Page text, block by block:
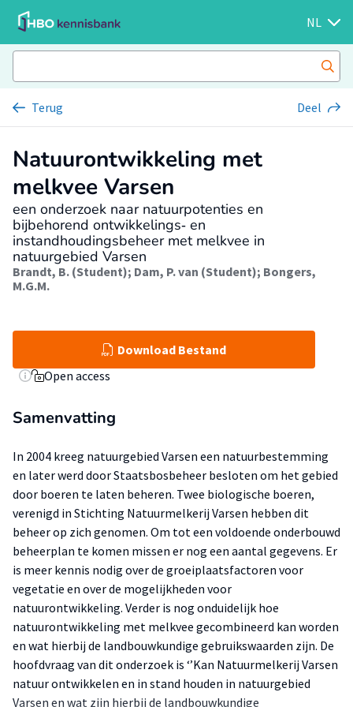
NL
Terug Deel
Natuurontwikkeling met
melkvee Varsen
een onderzoek naar natuurpotenties en
bijbehorend ontwikkelings‐ en
instandhoudingsbeheer met melkvee in
natuurgebied Varsen
Brandt, B. (Student); Dam, P. van (Student); Bongers,
M.G.M.
Download Bestand
Open access
Samenvatting
In 2004 kreeg natuurgebied Varsen een natuurbestemming
en later werd door Staatsbosbeheer besloten om het gebied
door boeren te laten beheren. Twee biologische boeren,
verenigd in Stichting Natuurmelkerij Varsen hebben dit
beheer op zich genomen. Om tot een voldoende onderbouwd
beheerplan te komen missen er nog een aantal gegevens. Er
is meer kennis nodig over de groeiplaatsfactoren voor
vegetatie en over de mogelijkheden voor
natuurontwikkeling. Verder is nog onduidelijk hoe
natuurontwikkeling met melkvee gecombineerd kan worden
en wat hierbij de landbouwkundige gebruikswaarden zijn. De
hoofdvraag van dit onderzoek is ‘’Kan Natuurmelkerij Varsen
natuur ontwikkelen en in stand houden in natuurgebied
Varsen en wat zijn hierbij de landbouwkundige